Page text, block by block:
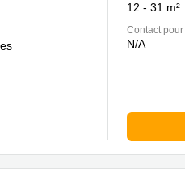
12 - 31 m²
Contact
N/A